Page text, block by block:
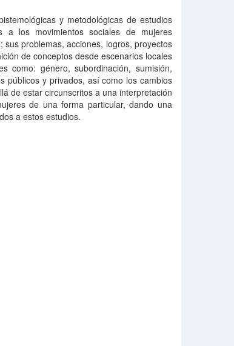
y metodológicas de estudios
a los movimientos sociales de mujeres
problemas, acciones, logros, proyectos
de conceptos desde escenarios locales
como: género, subordinación, sumisión,
públicos y privados, así como los cambios
de estar circunscritos a una interpretación
de una forma particular, dando una
a estos estudios.